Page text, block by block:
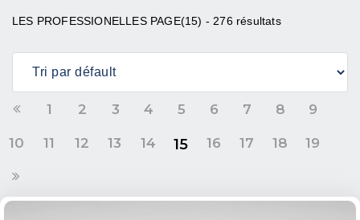
LES PROFESSIONELLES PAGE(15) - 276 résultats
1 2 3 4 5 6 7 8 9
10 11 12 13 14 15 16 17 18 19